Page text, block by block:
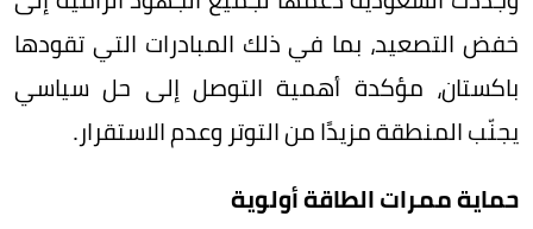
خفض التصعيد، بما في ذلك المبادرات التي تقودها
باكستان، مؤكدة أهمية التوصل إلى حل سياسي
يجنّب المنطقة مزيدًا من التوتر وعدم الاستقرار.
حماية ممرات الطاقة أولوية